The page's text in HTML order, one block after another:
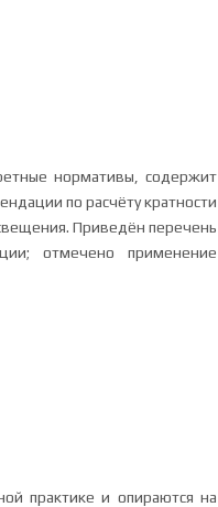
нормативы, содержит
по расчёту кратности
Приведён перечень
отмечено применение
практике и опираются на